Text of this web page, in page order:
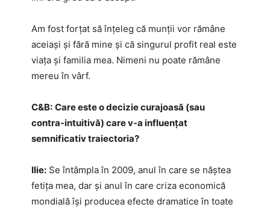
Am fost forțat să înțeleg că munții vor rămâne
aceiași și fără mine și că singurul profit real este
viața și familia mea. Nimeni nu poate rămâne
mereu în vârf.
C&B: Care este o decizie curajoasă (sau
contra-intuitivă) care v-a influențat
semnificativ traiectoria?
Ilie: Se întâmpla în 2009, anul în care se năștea
fetița mea, dar și anul în care criza economică
mondială își producea efecte dramatice în toate